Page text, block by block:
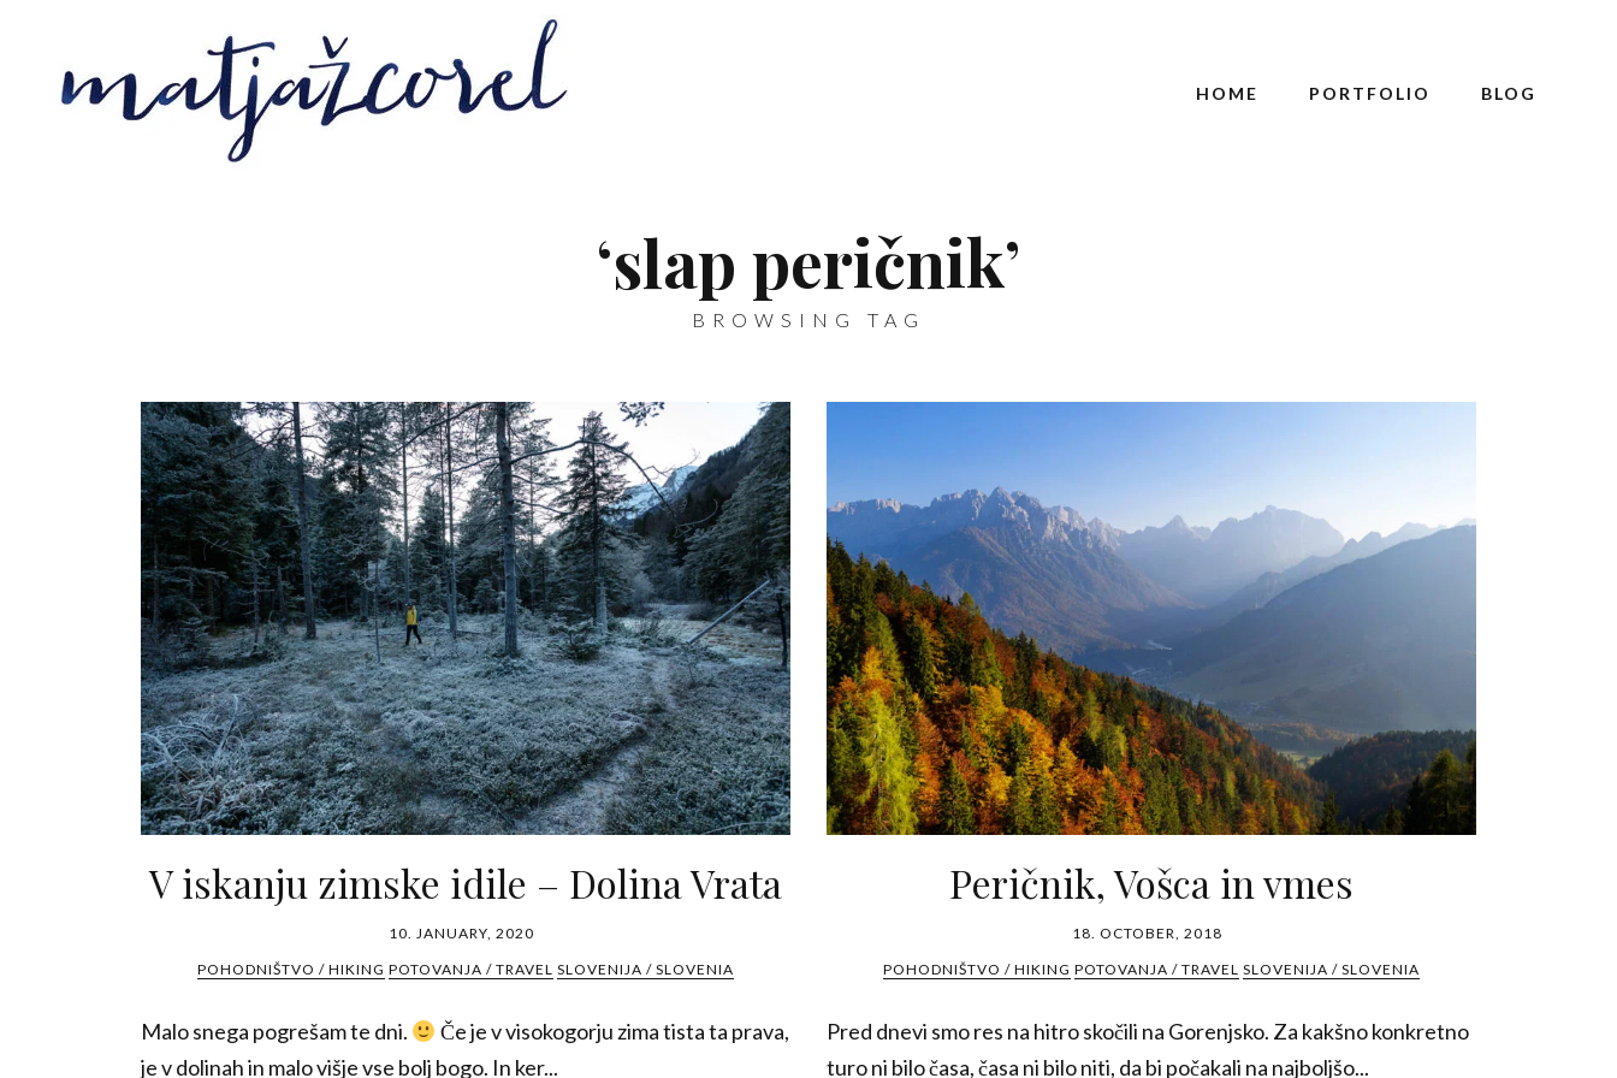
HOME PORTFOLIO BLOG
‘slap peričnik’
BROWSING TAG
V iskanju zimske idile – Dolina Vrata
10. JANUARY, 2020
POHODNIŠTVO / HIKING POTOVANJA / TRAVEL SLOVENIJA / SLOVENIA
Malo snega pogrešam te dni.
Če je v visokogorju zima tista ta prava,
je v dolinah in malo višje vse bolj bogo. In ker...
Peričnik, Vošca in vmes
18. OCTOBER, 2018
POHODNIŠTVO / HIKING POTOVANJA / TRAVEL SLOVENIJA / SLOVENIA
Pred dnevi smo res na hitro skočili na Gorenjsko. Za kakšno konkretno
turo ni bilo časa, časa ni bilo niti, da bi počakali na najboljšo...